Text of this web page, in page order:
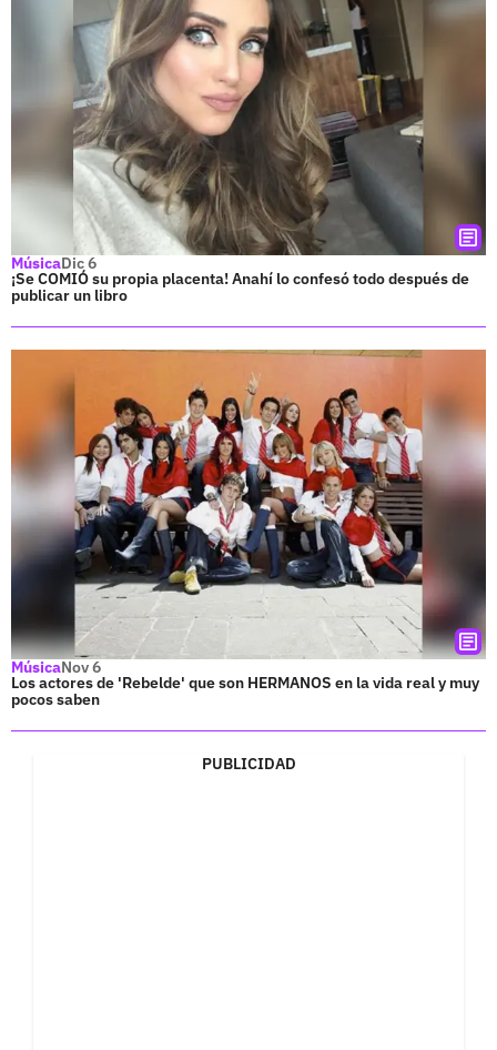
MúsicaDic 6
¡Se COMIÓ su propia placenta! Anahí lo confesó todo después de
publicar un libro
MúsicaNov 6
Los actores de 'Rebelde' que son HERMANOS en la vida real y muy
pocos saben
PUBLICIDAD